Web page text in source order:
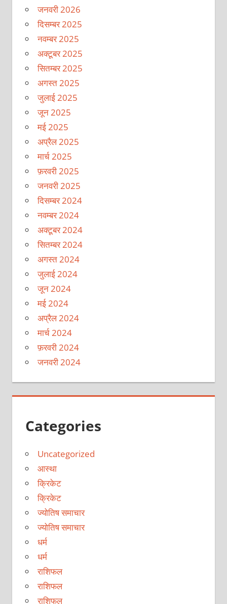
जनवरी 2026
दिसम्बर 2025
नवम्बर 2025
अक्टूबर 2025
सितम्बर 2025
अगस्त 2025
जुलाई 2025
जून 2025
मई 2025
अप्रैल 2025
मार्च 2025
फ़रवरी 2025
जनवरी 2025
दिसम्बर 2024
नवम्बर 2024
अक्टूबर 2024
सितम्बर 2024
अगस्त 2024
जुलाई 2024
जून 2024
मई 2024
अप्रैल 2024
मार्च 2024
फ़रवरी 2024
जनवरी 2024
Categories
Uncategorized
आस्था
क्रिकेट
क्रिकेट
ज्योतिष समाचार
ज्योतिष समाचार
धर्म
धर्म
राशिफल
राशिफल
राशिफल